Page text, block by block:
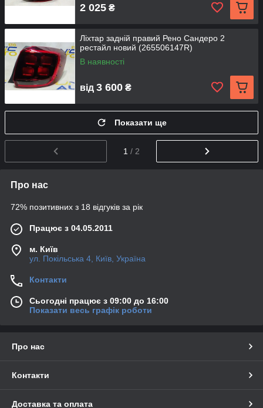
2 025 ₴
Ліхтар задній правий Рено Сандеро 2
рестайл новий (265506147R)
В наявності
від 3 600 ₴
Показати ще
1 / 2
Про нас
72% позитивних з 18 відгуків за рік
Працює з 04.05.2011
м. Київ
ул. Покільська 4, Київ, Україна
Контакти
Сьогодні працює з 09:00 до 16:00
Показати весь графік роботи
Про нас
Контакти
Доставка та оплата